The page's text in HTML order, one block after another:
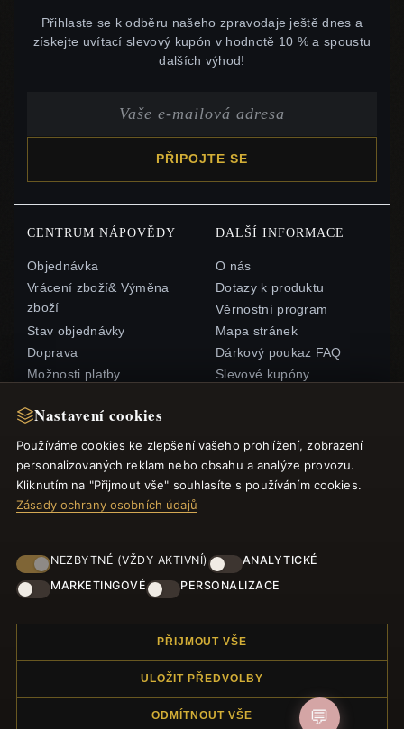
Nastavení cookies
Používáme cookies ke zlepšení vašeho prohlížení, zobrazení
personalizovaných reklam nebo obsahu a analýze provozu.
Kliknutím na "Přijmout vše" souhlasíte s používáním cookies.
Zásady ochrany osobních údajů
NEZBYTNÉ (VŽDY AKTIVNÍ)
ANALYTICKÉ
MARKETINGOVÉ
PERSONALIZACE
PŘIJMOUT VŠE
ULOŽIT PŘEDVOLBY
ODMÍTNOUT VŠE
Přihlaste se k odběru našeho zpravodaje ještě dnes a
získejte uvítací slevový kupón v hodnotě 10 % a spoustu
dalších výhod!
PŘIPOJTE SE
CENTRUM NÁPOVĚDY
Objednávka
Vrácení zboží& Výměna
zboží
Stav objednávky
Doprava
Možnosti platby
Kontaktujte nás
DALŠÍ INFORMACE
O nás
Dotazy k produktu
Věrnostní program
Mapa stránek
Dárkový poukaz FAQ
Slevové kupóny
RYCHLÉ ODKAZY
Nové produkty
Recenze
Přihlásit se
SLEDUJTE NÁS
Náramek.com. Všechna práva vyhrazena.
💬